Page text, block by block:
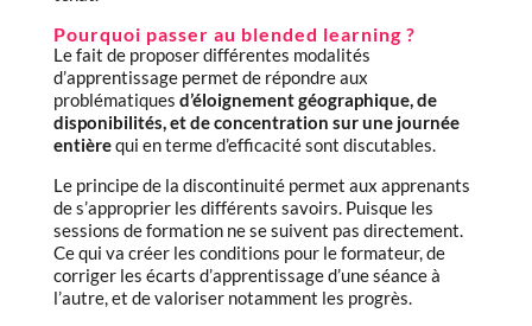
Pourquoi passer au blended learning ?
Le fait de proposer différentes modalités
d’apprentissage permet de répondre aux
problématiques d’éloignement géographique, de
disponibilités, et de concentration sur une journée
entièrequi en terme d’efficacité sont discutables.
Le principe de la discontinuité permet aux apprenants
de s’approprier les différents savoirs. Puisque les
sessions de formation ne se suivent pas directement.
Ce qui va créer les conditions pour le formateur, de
corriger les écarts d’apprentissage d’une séance à
l’autre, et de valoriser notamment les progrès.